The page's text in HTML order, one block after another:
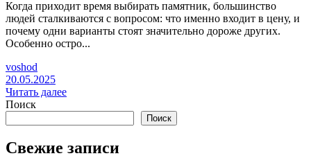
Когда приходит время выбирать памятник, большинство
людей сталкиваются с вопросом: что именно входит в цену, и
почему одни варианты стоят значительно дороже других.
Особенно остро...
voshod
20.05.2025
Читать далее
Поиск
Поиск
Свежие записи